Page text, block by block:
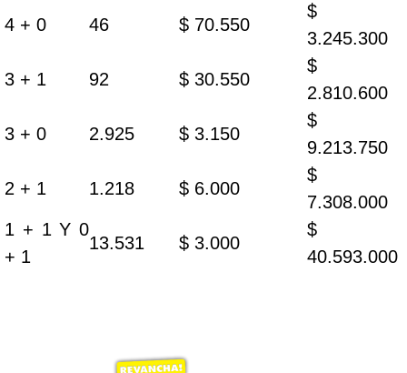
4 + 0 46 $ 70.550
$
3.245.300
3 + 1 92 $ 30.550
$
2.810.600
3 + 0 2.925 $ 3.150
$
9.213.750
2 + 1 1.218 $ 6.000
$
7.308.000
1 + 1 Y 0
+ 1
13.531 $ 3.000
$
40.593.000